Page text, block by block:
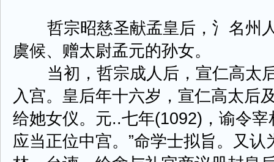
哲宗昭慈圣献孟皇后，氵名州
虞候、赠太尉孟元的孙女。
当初，哲宗成人后，宣仁高太
入宫。皇后年十六岁，宣仁高太后
给她女仪。元..七年(1092)，谕令
应当正位中宫。”命学士拟旨。又